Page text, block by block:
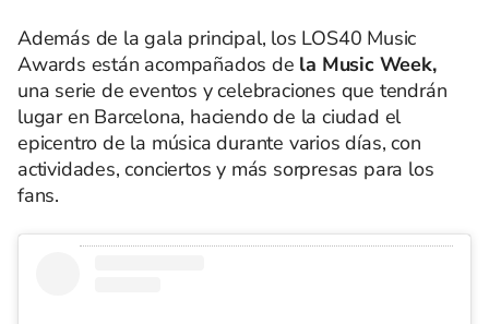
Además de la gala principal, los LOS40 Music
Awards están acompañados de la Music Week,
una serie de eventos y celebraciones que tendrán
lugar en Barcelona, haciendo de la ciudad el
epicentro de la música durante varios días, con
actividades, conciertos y más sorpresas para los
fans.